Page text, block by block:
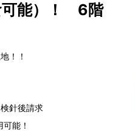
可能）！ 6階
！！
針後請求
能！